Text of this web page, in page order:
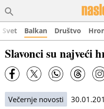
Svet Balkan Društvo
Slavonci su najveći
Večernje novosti